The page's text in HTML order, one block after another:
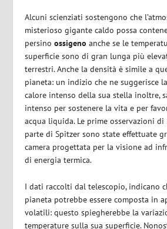
Alcuni scienziati sostengono che
misterioso gigante caldo possa
persinoossigeno anche se le
superficie sono di gran lunga più
terrestri. Anche la densità è simile a
pianeta: un indizio che ne suggerisce
calore intenso della sua stella inoltre,
intenso per sostenere la vita e per
acqua liquida. Le prime osservazioni di
parte di Spitzer sono state effettuate
camera progettata per la visione ad
di energia termica.
I dati raccolti dal telescopio, indicano
pianeta potrebbe essere composta in
volatili: questo spiegherebbe la
temperature sulla sua superficie.